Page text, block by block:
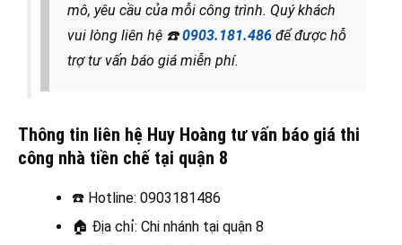
mô, yêu cầu của mỗi công trình. Quý khách
vui lòng liên hệ ☎️0903.181.486 để được hỗ
trợ tư vấn báo giá miễn phí.
Thông tin liên hệ Huy Hoàng tư vấn báo giá thi
công nhà tiền chế tại quận 8
☎️ Hotline: 0903181486
🏠 Địa chỉ: Chi nhánh tại quận 8